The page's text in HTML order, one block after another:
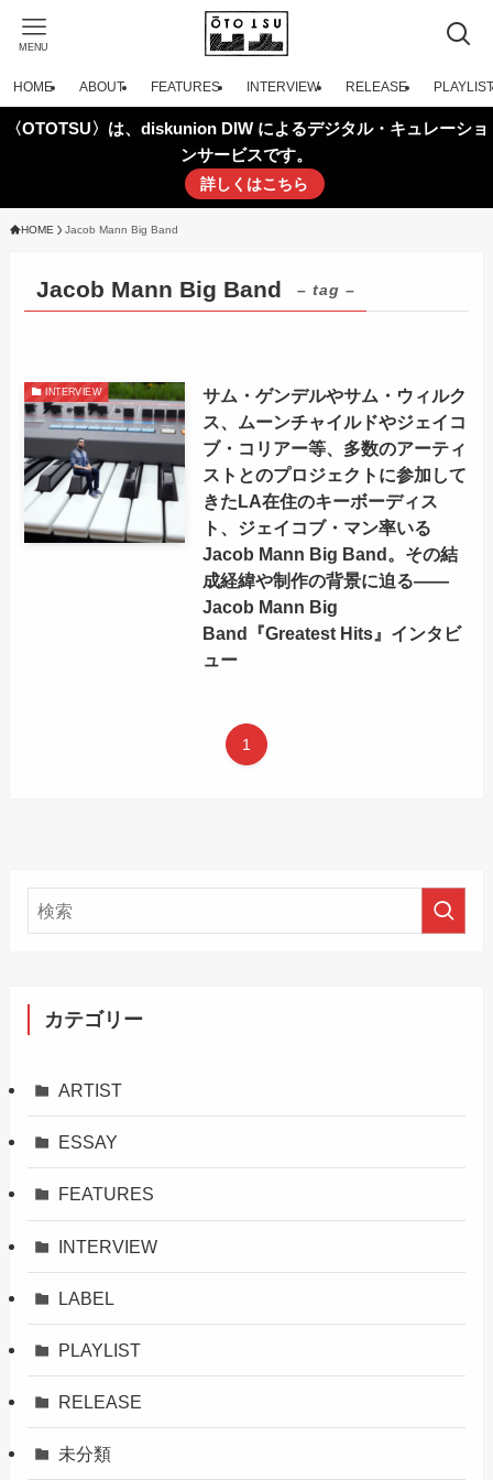
MENU
HOME ABOUT FEATURES INTERVIEW RELEASE PLAYLIST
〈OTOTSU〉は、diskunion DIW によるデジタル・キュレーショ
ンサービスです。
詳しくはこちら
HOME Jacob Mann Big Band
Jacob Mann Big Band – tag –
INTERVIEW
サム・ゲンデルやサム・ウィルク
ス、ムーンチャイルドやジェイコ
ブ・コリアー等、多数のアーティ
ストとのプロジェクトに参加して
きたLA在住のキーボーディス
ト、ジェイコブ・マン率いる
Jacob Mann Big Band。その結
成経緯や制作の背景に迫る——
Jacob Mann Big
Band『Greatest Hits』インタビ
ュー
1
カテゴリー
ARTIST
ESSAY
FEATURES
INTERVIEW
LABEL
PLAYLIST
RELEASE
未分類